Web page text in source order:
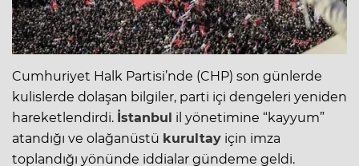
Cumhuriyet Halk Partisi’nde (CHP) son günlerde
kulislerde dolaşan bilgiler, parti içi dengeleri yeniden
hareketlendirdi. İstanbul il yönetimine “kayyum”
atandığı ve olağanüstü kurultay için imza
toplandığı yönünde iddialar gündeme geldi.